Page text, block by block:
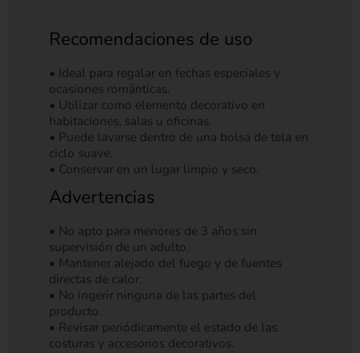
Recomendaciones de uso
• Ideal para regalar en fechas especiales y
ocasiones románticas.
• Utilizar como elemento decorativo en
habitaciones, salas u oficinas.
• Puede lavarse dentro de una bolsa de tela en
ciclo suave.
• Conservar en un lugar limpio y seco.
Advertencias
• No apto para menores de 3 años sin
supervisión de un adulto.
• Mantener alejado del fuego y de fuentes
directas de calor.
• No ingerir ninguna de las partes del
producto.
• Revisar periódicamente el estado de las
costuras y accesorios decorativos.